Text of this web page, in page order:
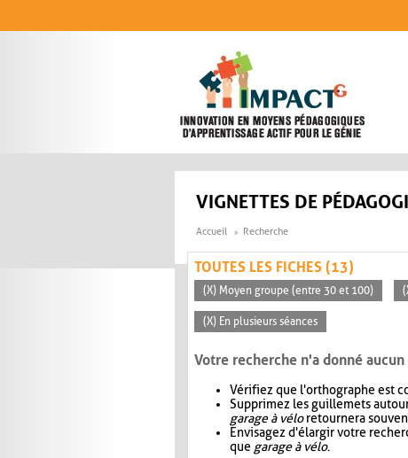
VIGNETTES DE
Accueil Recherche
TOUTES LES FICHES (13)
(X) Moyen groupe (entre 30 et 100)
(X) En plusieurs séances
Votre recherche n'a donné
Vérifiez que l'orthographe est
Supprimez les guillemets
garage à véloretournera
Envisagez d'élargir votre
que garage à vélo.